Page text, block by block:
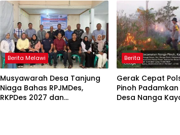
Berita Melawi
Musyawarah Desa Tanjung
Niaga Bahas RPJMDes,
RKPDes 2027 dan
Berita
Gerak Cepat
Pinoh
Desa Nanga